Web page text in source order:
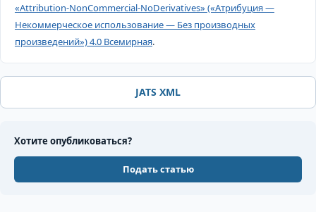
«Attribution-NonCommercial-NoDerivatives» («Атрибуция —
Некоммерческое использование — Без производных
произведений») 4.0 Всемирная.
JATS XML
Хотите опубликоваться?
Подать статью